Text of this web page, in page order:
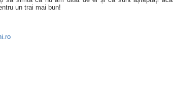
un trai mai bun!